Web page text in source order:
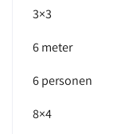
3×3
6 meter
6 personen
8×4